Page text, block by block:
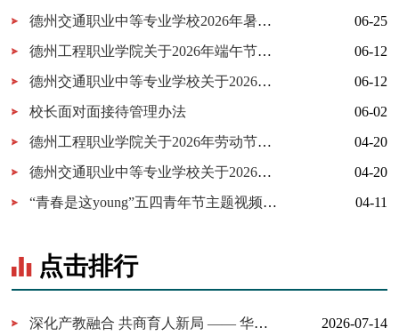
德州交通职业中等专业学校2026年暑假学生放假通知
06-25
德州工程职业学院关于2026年端午节学生放假的通知
06-12
德州交通职业中等专业学校关于2026年6月份月末假暨端午节学生放假的通知
06-12
校长面对面接待管理办法
06-02
德州工程职业学院关于2026年劳动节学生放假的通知
04-20
德州交通职业中等专业学校关于2026年4月份末假暨劳动节学生放假的通知
04-20
“青春是这young”五四青年节主题视频创作征集活动通知
04-11
点击排行
深化产教融合 共商育人新局 —— 华为技术有限公司一行来我校考察...
2026-07-14